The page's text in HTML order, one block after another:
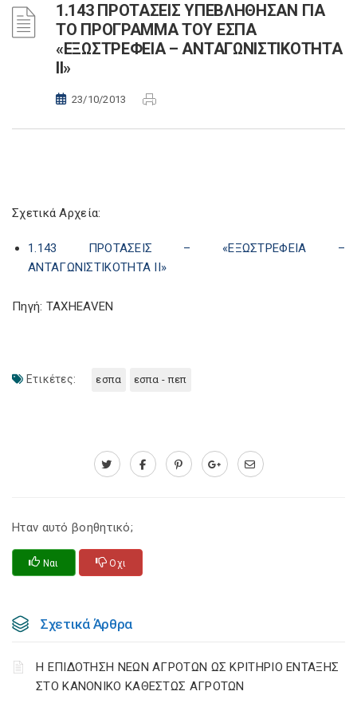
1.143 ΠΡΟΤΑΣΕΙΣ ΥΠΕΒΛΗΘΗΣΑΝ ΓΙΑ
ΤΟ ΠΡΟΓΡΑΜΜΑ ΤΟΥ ΕΣΠΑ
«ΕΞΩΣΤΡΕΦΕΙΑ – ΑΝΤΑΓΩΝΙΣΤΙΚΟΤΗΤΑ
ΙΙ»
23/10/2013
Σχετικά Αρχεία:
1.143 ΠΡΟΤΑΣΕΙΣ – «ΕΞΩΣΤΡΕΦΕΙΑ –
ΑΝΤΑΓΩΝΙΣΤΙΚΟΤΗΤΑ ΙΙ»
Πηγή: TAXHEAVEN
Ετικέτες: εσπα εσπα - πεπ
Ηταν αυτό βοηθητικό;
Ναι Οχι
Σχετικά Άρθρα
Η ΕΠΙΔΟΤΗΣΗ ΝΕΩΝ ΑΓΡΟΤΩΝ ΩΣ ΚΡΙΤΗΡΙΟ ΕΝΤΑΞΗΣ
ΣΤΟ ΚΑΝΟΝΙΚΟ ΚΑΘΕΣΤΩΣ ΑΓΡΟΤΩΝ